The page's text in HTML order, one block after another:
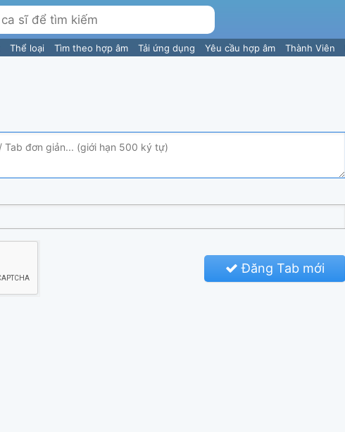
Thể loại Tìm theo hợp âm Tải ứng dụng Yêu cầu hợp âm Thành Viên
Đăng Tab mới